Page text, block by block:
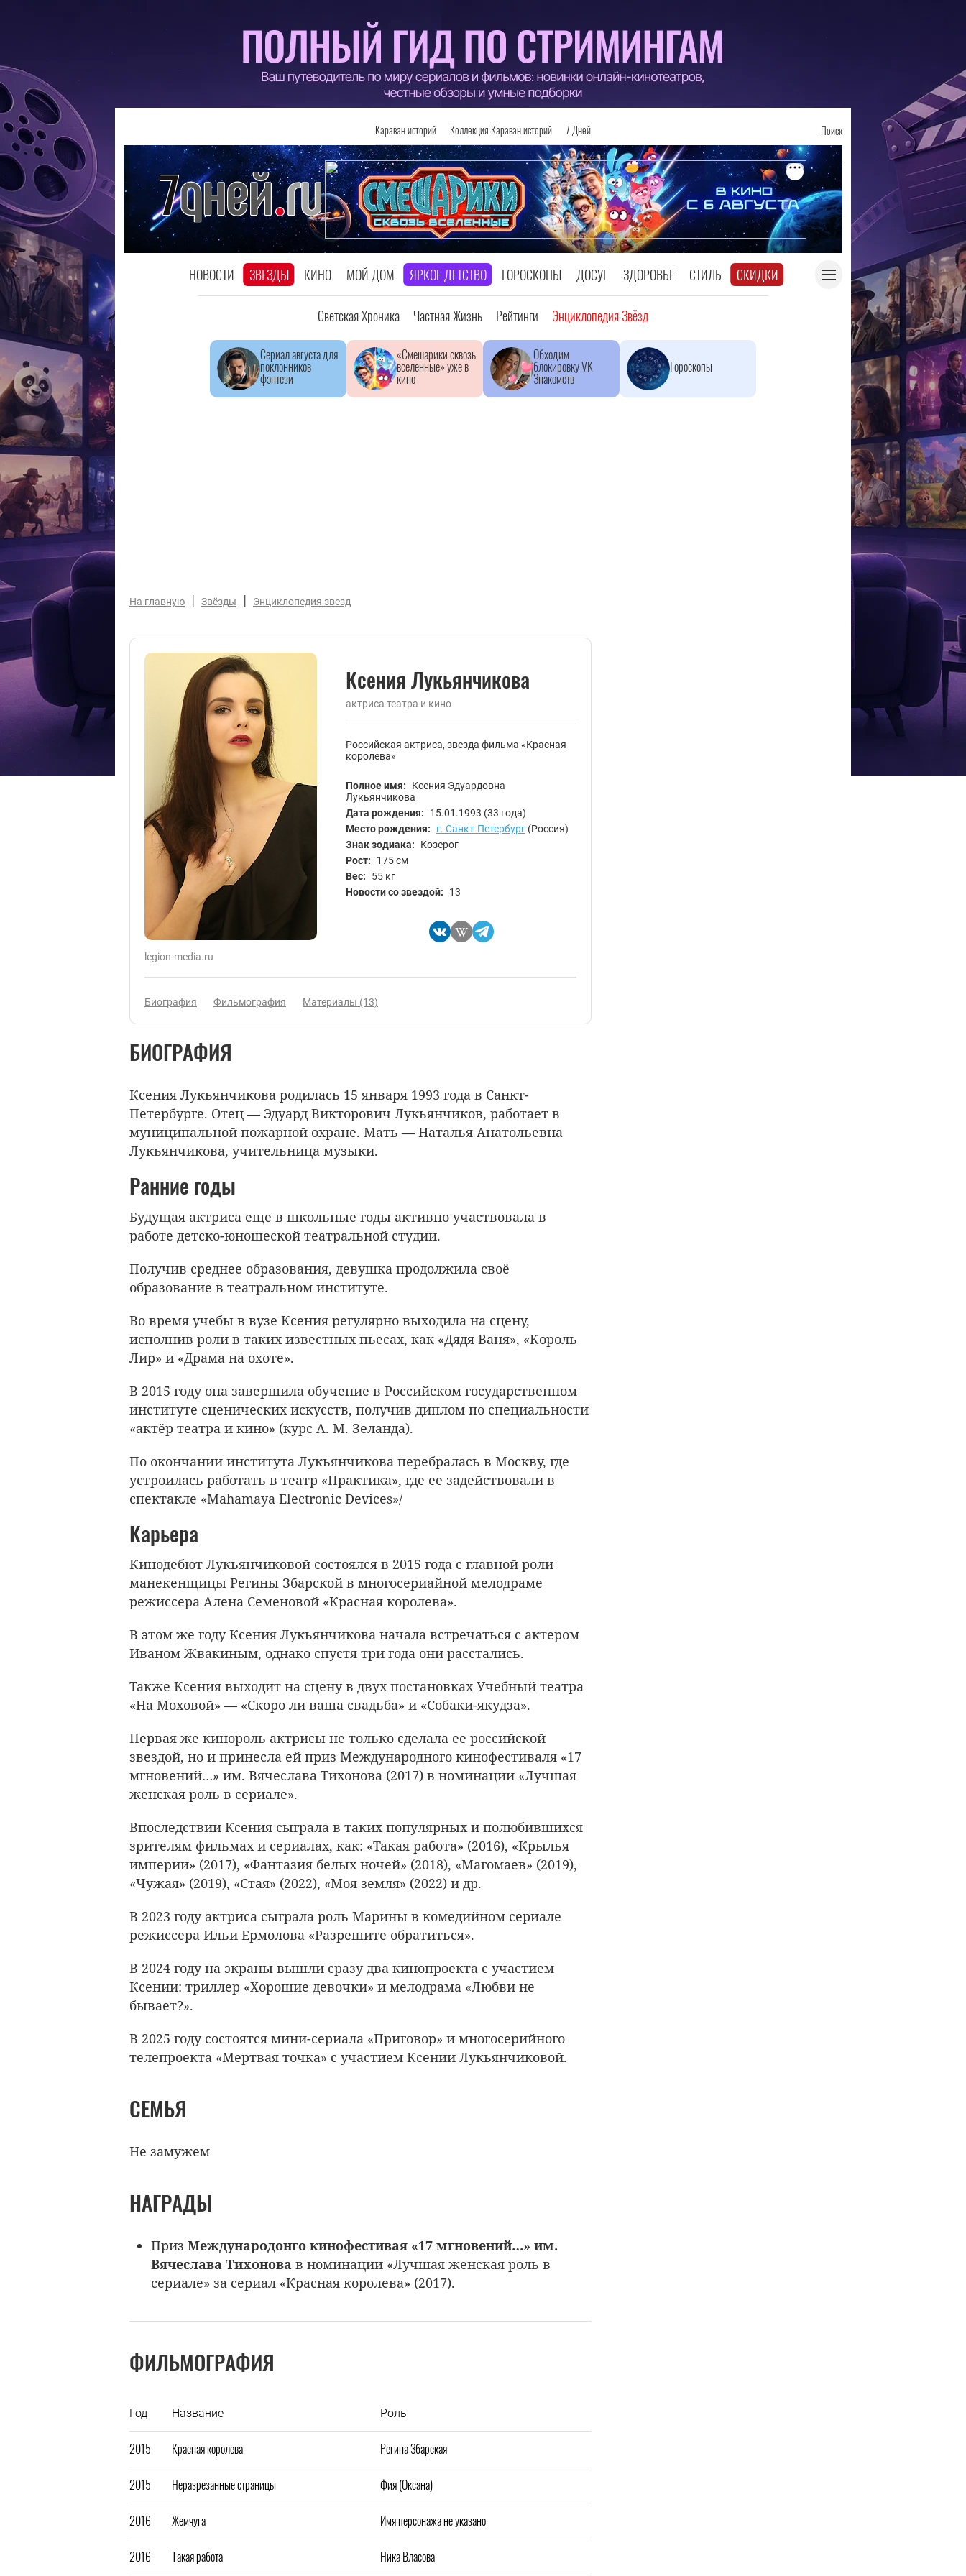
Караван историй Коллекция Караван историй 7 Дней Поиск
НОВОСТИ ЗВЕЗДЫ КИНО МОЙ ДОМ ЯРКОЕ ДЕТСТВО ГОРОСКОПЫ ДОСУГ ЗДОРОВЬЕ СТИЛЬ СКИДКИ
Светская Хроника Частная Жизнь Рейтинги Энциклопедия Звёзд
Сериал августа для
поклонников
фэнтези
«Смешарики сквозь
вселенные» уже в
кино
Обходим
блокировку VK
Знакомств
Гороскопы
На главную | Звёзды | Энциклопедия звезд
legion-media.ru
Ксения Лукьянчикова
актриса театра и кино
Российская актриса, звезда фильма «Красная
королева»
Полное имя:
Ксения Эдуардовна
Лукьянчикова
Дата рождения:
15.01.1993 (33 года)
Место рождения:
г. Санкт-Петербург (Россия)
Знак зодиака:
Козерог
Рост:
175 см
Вес:
55 кг
Новости со звездой:
13
Биография Фильмография Материалы (13)
БИОГРАФИЯ
Ксения Лукьянчикова родилась 15 января 1993 года в Санкт-
Петербурге. Отец — Эдуард Викторович Лукьянчиков, работает в
муниципальной пожарной охране. Мать — Наталья Анатольевна
Лукьянчикова, учительница музыки.
Ранние годы
Будущая актриса еще в школьные годы активно участвовала в
работе детско-юношеской театральной студии.
Получив среднее образования, девушка продолжила своё
образование в театральном институте.
Во время учебы в вузе Ксения регулярно выходила на сцену,
исполнив роли в таких известных пьесах, как «Дядя Ваня», «Король
Лир» и «Драма на охоте».
В 2015 году она завершила обучение в Российском государственном
институте сценических искусств, получив диплом по специальности
«актёр театра и кино» (курс А. М. Зеланда).
По окончании института Лукьянчикова перебралась в Москву, где
устроилась работать в театр «Практика», где ее задействовали в
спектакле «Mahamaya Electronic Devices»/
Карьера
Кинодебют Лукьянчиковой состоялся в 2015 года с главной роли
манекенщицы Регины Збарской в многосериайной мелодраме
режиссера Алена Семеновой «Красная королева».
В этом же году Ксения Лукьянчикова начала встречаться с актером
Иваном Жвакиным, однако спустя три года они расстались.
Также Ксения выходит на сцену в двух постановках Учебный театра
«На Моховой» — «Скоро ли ваша свадьба» и «Собаки-якудза».
Первая же кинороль актрисы не только сделала ее российской
звездой, но и принесла ей приз Международного кинофестиваля «17
мгновений…» им. Вячеслава Тихонова (2017) в номинации «Лучшая
женская роль в сериале».
Впоследствии Ксения сыграла в таких популярных и полюбившихся
зрителям фильмах и сериалах, как: «Такая работа» (2016), «Крылья
империи» (2017), «Фантазия белых ночей» (2018), «Магомаев» (2019),
«Чужая» (2019), «Стая» (2022), «Моя земля» (2022) и др.
В 2023 году актриса сыграла роль Марины в комедийном сериале
режиссера Ильи Ермолова «Разрешите обратиться».
В 2024 году на экраны вышли сразу два кинопроекта с участием
Ксении: триллер «Хорошие девочки» и мелодрама «Любви не
бывает?».
В 2025 году состоятся мини-сериала «Приговор» и многосерийного
телепроекта «Мертвая точка» с участием Ксении Лукьянчиковой.
СЕМЬЯ
Не замужем
НАГРАДЫ
Приз Международонго кинофестивая «17 мгновений…» им.
Вячеслава Тихонова в номинации «Лучшая женская роль в
сериале» за сериал «Красная королева» (2017).
ФИЛЬМОГРАФИЯ
Год Название Роль
2015 Красная королева Регина Збарская
2015 Неразрезанные страницы Фия (Оксана)
2016 Жемчуга Имя персонажа не указано
2016 Такая работа Ника Власова